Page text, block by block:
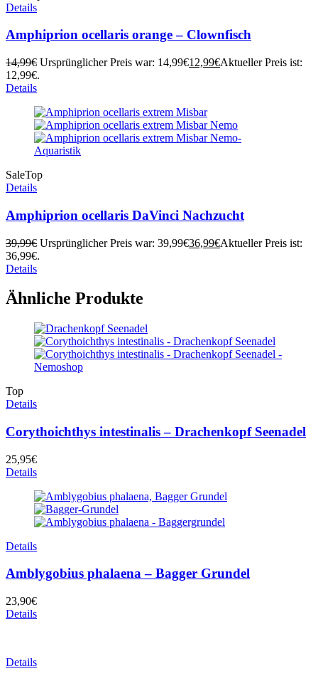
Details
Amphiprion ocellaris orange – Clownfisch
14,99€ Ursprünglicher Preis war: 14,99€12,99€Aktueller Preis ist:
12,99€.
Details
SaleTop
Details
Amphiprion ocellaris DaVinci Nachzucht
39,99€ Ursprünglicher Preis war: 39,99€36,99€Aktueller Preis ist:
36,99€.
Details
Ähnliche Produkte
Top
Details
Corythoichthys intestinalis – Drachenkopf Seenadel
25,95€
Details
Details
Amblygobius phalaena – Bagger Grundel
23,90€
Details
Details